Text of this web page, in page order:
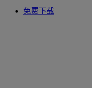
免费下载